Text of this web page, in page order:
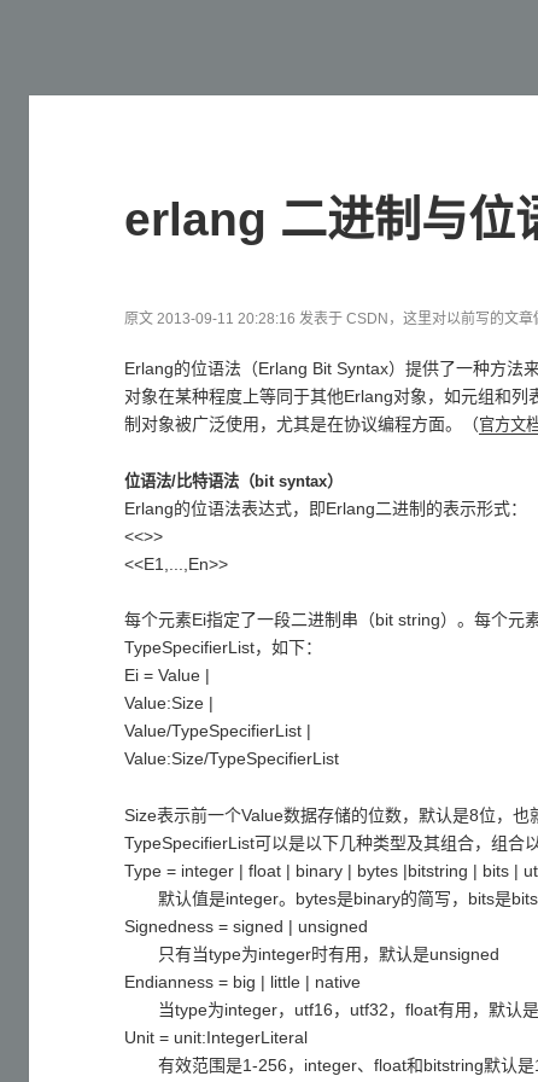
erlang 二进制与位
原文 2013-09-11 20:28:16 发表于 CSDN，这里对以前写的文章
Erlang的位语法（Erlang Bit Syntax）提供了一种方法
对象在某种程度上等同于其他Erlang对象，如元组和
制对象被广泛使用，尤其是在协议编程方面。（官方文
位语法/比特语法（bit syntax）
Erlang的位语法表达式，即Erlang二进制的表示形式：
<<>>
<<E1,...,En>>
每个元素Ei指定了一段二进制串（bit string）。每个元
TypeSpecifierList，如下：
Ei = Value |
Value:Size |
Value/TypeSpecifierList |
Value:Size/TypeSpecifierList
Size表示前一个Value数据存储的位数，默认是8位，也
TypeSpecifierList可以是以下几种类型及其组合，组合
Type = integer | float | binary | bytes |bitstring | bits |
默认值是integer。bytes是binary的简写，bits是
Signedness = signed | unsigned
只有当type为integer时有用，默认是unsigned
Endianness = big | little | native
当type为integer，utf16，utf32，float有用，默认
Unit = unit:IntegerLiteral
有效范围是1-256，integer、float和bitstring默认是